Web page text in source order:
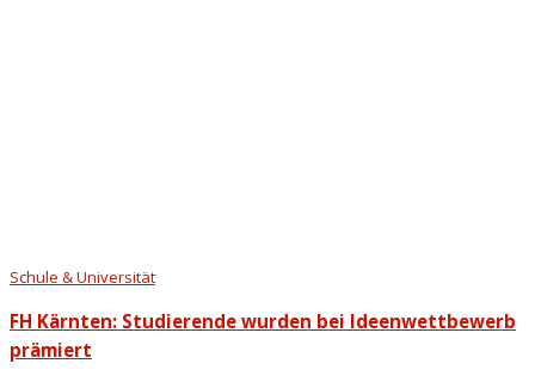
Schule & Universität
FH Kärnten: Studierende wurden bei Ideenwettbewerb
prämiert